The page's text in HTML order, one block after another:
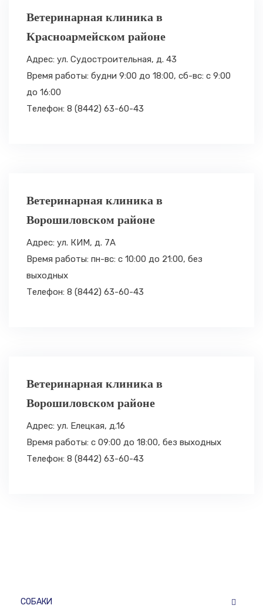
Ветеринарная клиника в
Красноармейском районе
Адрес: ул. Судостроительная, д. 43
Время работы: будни 9:00 до 18:00, сб-вс: с 9:00
до 16:00
Телефон: 8 (8442) 63-60-43
Ветеринарная клиника в
Ворошиловском районе
Адрес: ул. КИМ, д. 7А
Время работы: пн-вс: с 10:00 до 21:00, без
выходных
Телефон: 8 (8442) 63-60-43
Ветеринарная клиника в
Ворошиловском районе
Адрес: ул. Елецкая, д.16
Время работы: с 09:00 до 18:00, без выходных
Телефон: 8 (8442) 63-60-43
СОБАКИ